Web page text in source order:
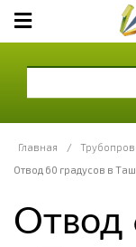
Главная /
Отвод 60 градусов в
Отвод